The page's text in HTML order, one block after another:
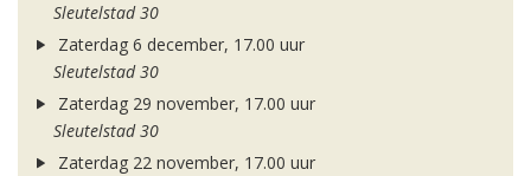
Sleutelstad 30
Zaterdag 6 december, 17.00 uur
Sleutelstad 30
Zaterdag 29 november, 17.00 uur
Sleutelstad 30
Zaterdag 22 november, 17.00 uur